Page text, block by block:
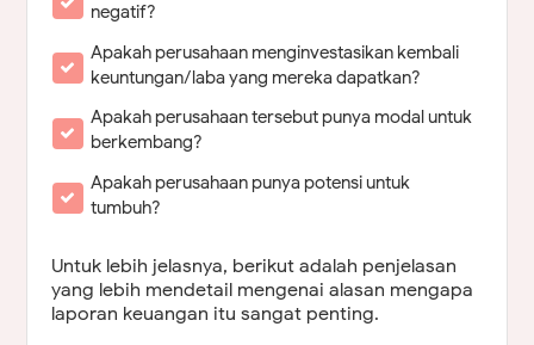
negatif?
Apakah perusahaan menginvestasikan kembali
keuntungan/laba yang mereka dapatkan?
Apakah perusahaan tersebut punya modal untuk
berkembang?
Apakah perusahaan punya potensi untuk
tumbuh?
Untuk lebih jelasnya, berikut adalah penjelasan
yang lebih mendetail mengenai alasan mengapa
laporan keuangan itu sangat penting.